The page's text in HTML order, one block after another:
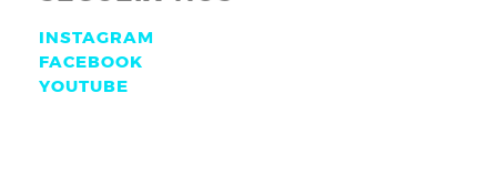
INSTAGRAM
FACEBOOK
YOUTUBE